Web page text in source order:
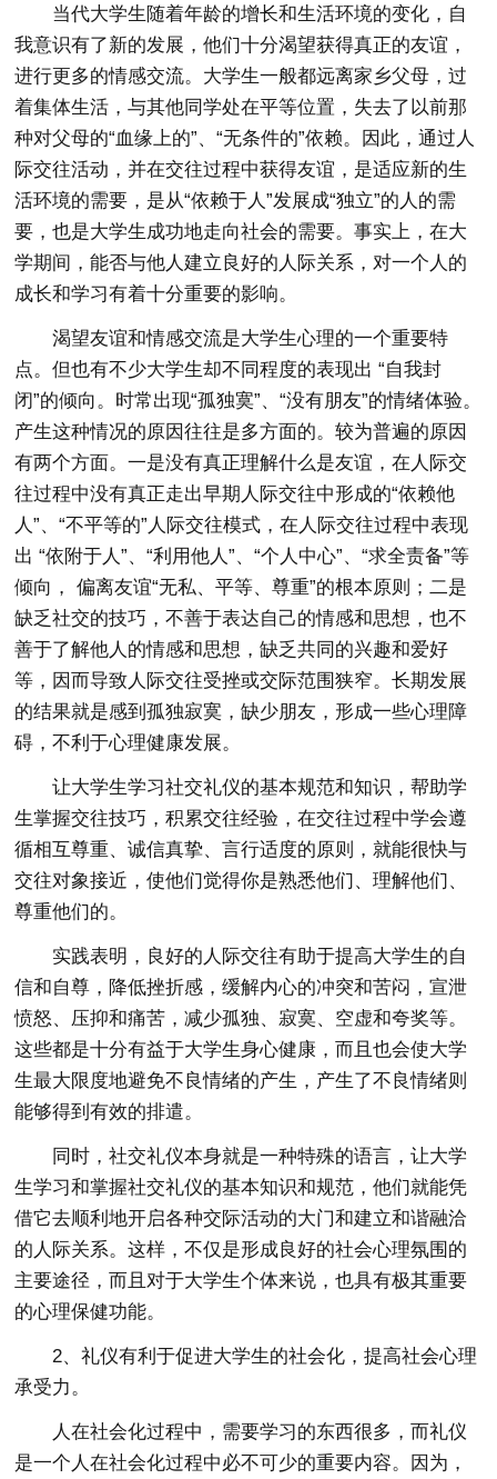
当代大学生随着年龄的增长和生活环境的变化，自
我意识有了新的发展，他们十分渴望获得真正的友谊，
进行更多的情感交流。大学生一般都远离家乡父母，过
着集体生活，与其他同学处在平等位置，失去了以前那
种对父母的“血缘上的”、“无条件的”依赖。因此，通过人
际交往活动，并在交往过程中获得友谊，是适应新的生
活环境的需要，是从“依赖于人”发展成“独立”的人的需
要，也是大学生成功地走向社会的需要。事实上，在大
学期间，能否与他人建立良好的人际关系，对一个人的
成长和学习有着十分重要的影响。
渴望友谊和情感交流是大学生心理的一个重要特
点。但也有不少大学生却不同程度的表现出 “自我封
闭”的倾向。时常出现“孤独寞”、“没有朋友”的情绪体验。
产生这种情况的原因往往是多方面的。较为普遍的原因
有两个方面。一是没有真正理解什么是友谊，在人际交
往过程中没有真正走出早期人际交往中形成的“依赖他
人”、“不平等的”人际交往模式，在人际交往过程中表现
出 “依附于人”、“利用他人”、“个人中心”、“求全责备”等
倾向， 偏离友谊“无私、平等、尊重”的根本原则；二是
缺乏社交的技巧，不善于表达自己的情感和思想，也不
善于了解他人的情感和思想，缺乏共同的兴趣和爱好
等，因而导致人际交往受挫或交际范围狭窄。长期发展
的结果就是感到孤独寂寞，缺少朋友，形成一些心理障
碍，不利于心理健康发展。
让大学生学习社交礼仪的基本规范和知识，帮助学
生掌握交往技巧，积累交往经验，在交往过程中学会遵
循相互尊重、诚信真挚、言行适度的原则，就能很快与
交往对象接近，使他们觉得你是熟悉他们、理解他们、
尊重他们的。
实践表明，良好的人际交往有助于提高大学生的自
信和自尊，降低挫折感，缓解内心的冲突和苦闷，宣泄
愤怒、压抑和痛苦，减少孤独、寂寞、空虚和夸奖等。
这些都是十分有益于大学生身心健康，而且也会使大学
生最大限度地避免不良情绪的产生，产生了不良情绪则
能够得到有效的排遣。
同时，社交礼仪本身就是一种特殊的语言，让大学
生学习和掌握社交礼仪的基本知识和规范，他们就能凭
借它去顺利地开启各种交际活动的大门和建立和谐融洽
的人际关系。这样，不仅是形成良好的社会心理氛围的
主要途径，而且对于大学生个体来说，也具有极其重要
的心理保健功能。
2、礼仪有利于促进大学生的社会化，提高社会心理
承受力。
人在社会化过程中，需要学习的东西很多，而礼仪
是一个人在社会化过程中必不可少的重要内容。因为，